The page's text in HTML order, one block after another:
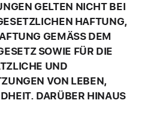
GELTEN NICHT BEI
HAFTUNG,
GEMÄSS DEM
SOWIE FÜR DIE
UND
VON LEBEN,
DARÜBER HINAUS